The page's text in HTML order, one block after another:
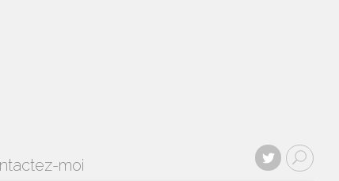
moi